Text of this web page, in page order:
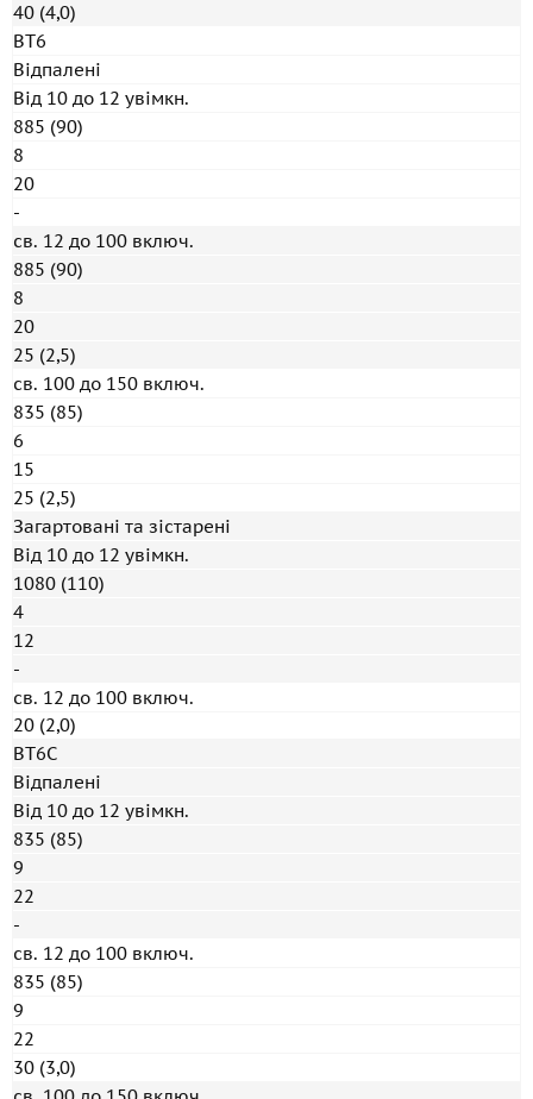
40 (4,0)
ВТ6
Відпалені
Від 10 до 12 увімкн.
885 (90)
8
20
-
св. 12 до 100 включ.
885 (90)
8
20
25 (2,5)
св. 100 до 150 включ.
835 (85)
6
15
25 (2,5)
Загартовані та зістарені
Від 10 до 12 увімкн.
1080 (110)
4
12
-
св. 12 до 100 включ.
20 (2,0)
ВТ6С
Відпалені
Від 10 до 12 увімкн.
835 (85)
9
22
-
св. 12 до 100 включ.
835 (85)
9
22
30 (3,0)